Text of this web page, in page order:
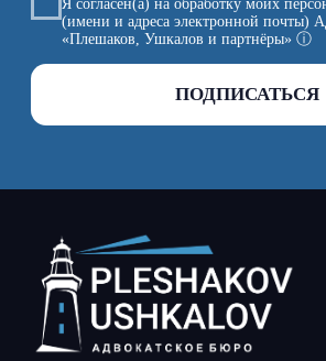
Бюро сегодня — одна из ведущих юридических фирм на
российском рынке, обладающая уникальным опытом и
широкой экспертизой. Многолетняя практика Бюро
заслуживая доверие бизнеса и обеспечивая надежную
поддержку нашим Доверителям. Мы не просто
консультанты — мы партнеры, которые помогают находить
эффективные решения для наших клиентов
Меню сайта
О БЮРО
ПРАКТИКИ
КОМАНДА
РАЗРЕШЕНИЕ СПОРОВ
БАНКРОТСТВО
ПРАВОВОЕ